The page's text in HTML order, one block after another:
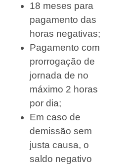
18 meses para
pagamento das
horas negativas;
Pagamento com
prorrogação de
jornada de no
máximo 2 horas
por dia;
Em caso de
demissão sem
justa causa, o
saldo negativo